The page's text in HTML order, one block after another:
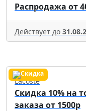
Распродажа от
Действует до
Lacoste
Скидка 10% на
заказа от 1500р